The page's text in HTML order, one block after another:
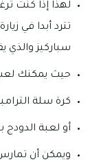
لهذا إذا كنت
تترد أبدا في
سباركيز والذي
حيث يمكنك
كرة سلة
أو لعبة الدودج
ويمكن أن تمارس